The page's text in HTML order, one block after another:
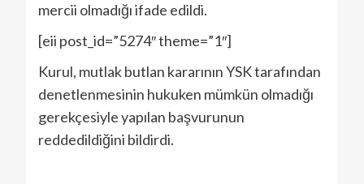
mercii olmadığı ifade edildi.
[eii post_id=”5274″ theme=”1″]
Kurul, mutlak butlan kararının YSK tarafından
denetlenmesinin hukuken mümkün olmadığı
gerekçesiyle yapılan başvurunun
reddedildiğini bildirdi.